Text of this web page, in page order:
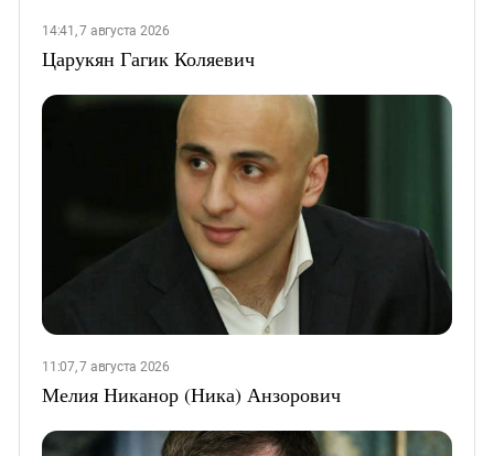
14:41, 7 августа 2026
Царукян Гагик Коляевич
11:07, 7 августа 2026
Мелия Никанор (Ника) Анзорович